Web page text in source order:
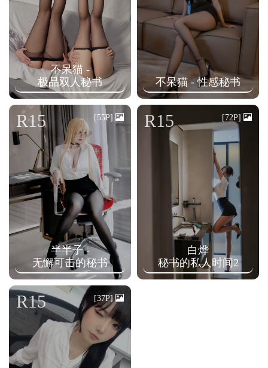
i
i
o
n
不呆猫 -
极品双人秘书
不呆猫 - 性感秘书
半半子 -
无懈可击的秘书
R15 [55P]
白烨
秘书的私人时间2
R15 [72P]
R15 [37P]